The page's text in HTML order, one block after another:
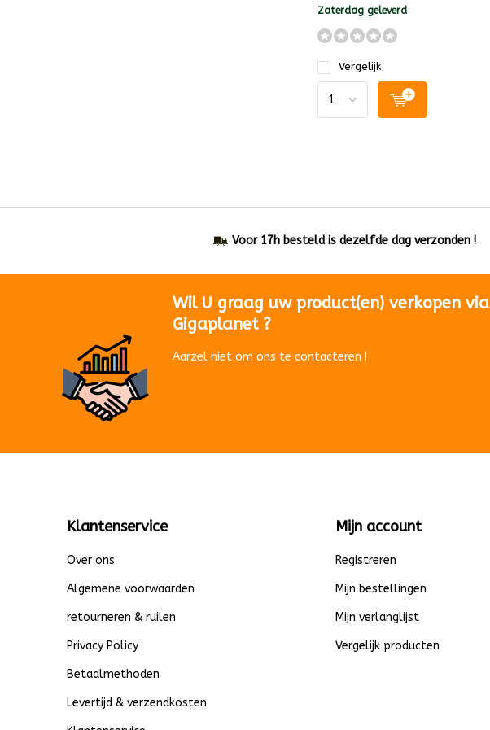
Zaterdag geleverd
Vergelijk
Voor 17h besteld is dezelfde dag verzonden !
Wil U graag uw product(en) verkopen via
Gigaplanet ?
Aarzel niet om ons te contacteren !
Klantenservice
Over ons
Algemene voorwaarden
retourneren & ruilen
Privacy Policy
Betaalmethoden
Levertijd & verzendkosten
Mijn account
Registreren
Mijn bestellingen
Mijn verlanglijst
Vergelijk producten